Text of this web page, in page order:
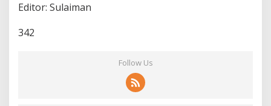
Editor: Sulaiman
342
Follow Us